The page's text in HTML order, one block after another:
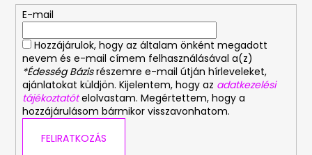
í
t
á
s
e
l
e
m
E-mail
Hozzájárulok, hogy az általam önként megadott
nevem és e-mail címem felhasználásával a(z)
*Édesség Bázisrészemre e-mail útján hírleveleket,
ajánlatokat küldjön. Kijelentem, hogy az adatkezelési
tájékoztatót elolvastam. Megértettem, hogy a
hozzájárulásom bármikor visszavonhatom.
FELIRATKOZÁS